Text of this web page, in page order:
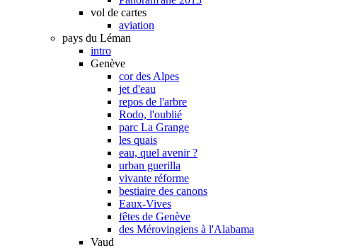
vol de cartes
aviation
pays du Léman
intro
Genève
cor des Alpes
jet d'eau
repos de l'arbre
Rodo, l'oublié
parc La Grange
les quais
eau, quel avenir ?
urban guerilla
vivante réforme
bestiaire des canons
Eaux-Vives
fêtes de Genève
des Mérovingiens à l'Alabama
Vaud